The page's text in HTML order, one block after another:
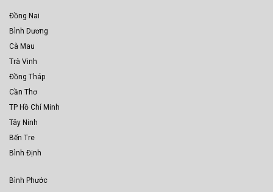
Đồng Nai
Bình Dương
Cà Mau
Trà Vinh
Đồng Tháp
Cần Thơ
TP Hồ Chí Minh
Tây Ninh
Bến Tre
Bình Định
Bình Phước